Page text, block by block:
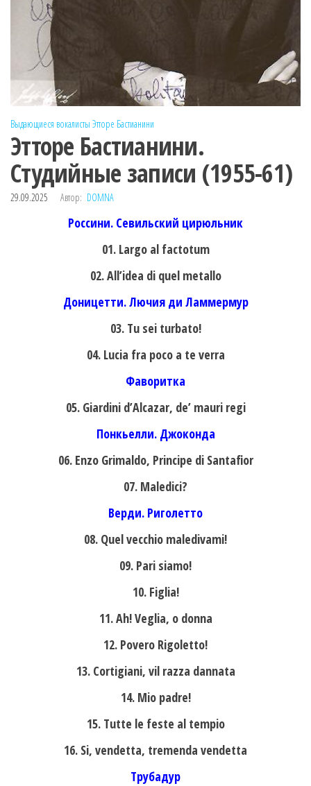
Выдающиеся вокалисты Этторе Бастианини
Этторе Бастианини.
Студийные записи (1955-61)
29.09.2025 Автор: DOMNA
Россини. Севильский цирюльник
01. Largo al factotum
02. All’idea di quel metallo
Доницетти. Лючия ди Ламмермур
03. Tu sei turbato!
04. Lucia fra poco a te verra
Фаворитка
05. Giardini d’Alcazar, de’ mauri regi
Понкьелли. Джоконда
06. Enzo Grimaldo, Principe di Santafior
07. Maledici?
Верди. Риголетто
08. Quel vecchio maledivami!
09. Pari siamo!
10. Figlia!
11. Ah! Veglia, o donna
12. Povero Rigoletto!
13. Cortigiani, vil razza dannata
14. Mio padre!
15. Tutte le feste al tempio
16. Si, vendetta, tremenda vendetta
Трубадур